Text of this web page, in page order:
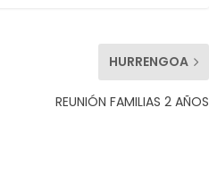
HURRENGOA
REUNIÓN FAMILIAS 2 AÑOS